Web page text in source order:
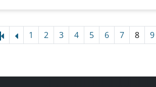
1 2 3 4 5 6 7 8 9